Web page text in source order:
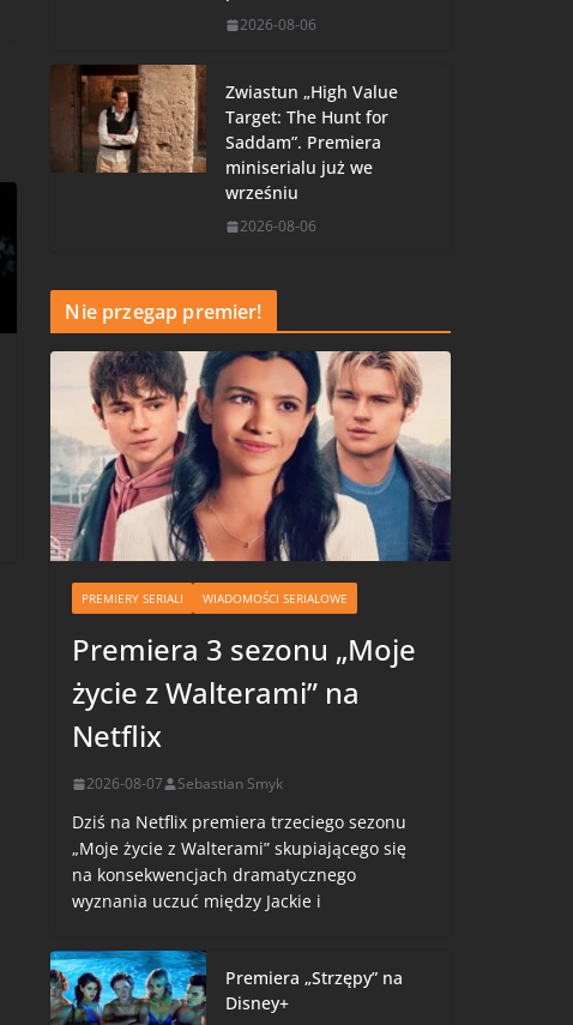
2026-08-06
Zwiastun „High Value
Target: The Hunt for
Saddam”. Premiera
miniserialu już we
wrześniu
2026-08-06
Nie przegap premier!
PREMIERY SERIALI WIADOMOŚCI SERIALOWE
Premiera 3 sezonu „Moje
życie z Walterami” na
Netflix
2026-08-07 Sebastian Smyk
Dziś na Netflix premiera trzeciego sezonu
„Moje życie z Walterami” skupiającego się
na konsekwencjach dramatycznego
wyznania uczuć między Jackie i
Premiera „Strzępy” na
Disney+